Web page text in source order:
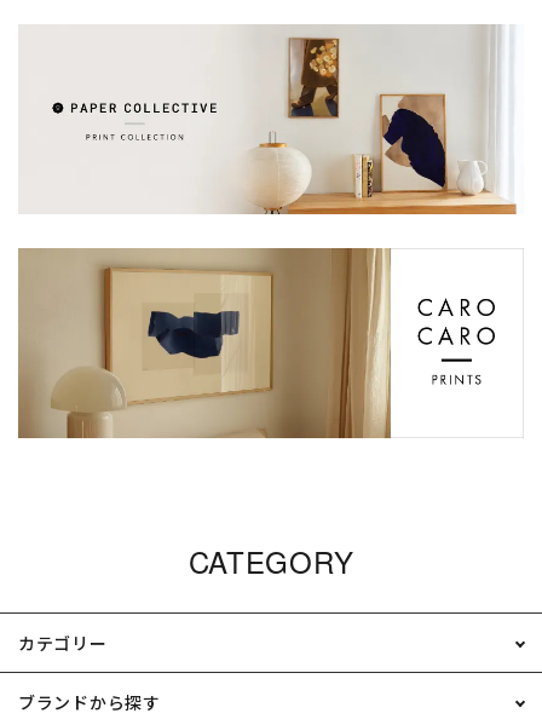
CATEGORY
カテゴリー
ブランドから探す